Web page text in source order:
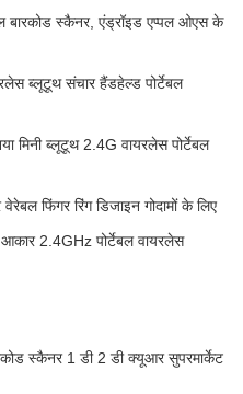
बारकोड स्कैनर, एंड्रॉइड एप्पल ओएस के
ब्लूटूथ संचार हैंडहेल्ड पोर्टेबल
मिनी ब्लूटूथ 2.4G वायरलेस पोर्टेबल
फिंगर रिंग डिजाइन गोदामों के लिए
2.4GHz पोर्टेबल वायरलेस
स्कैनर 1 डी 2 डी क्यूआर सुपरमार्केट